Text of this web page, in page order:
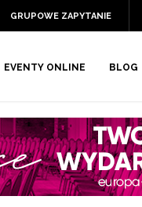
GRUPOWE ZAPYTANIE
EVENTY ONLINE BLOG